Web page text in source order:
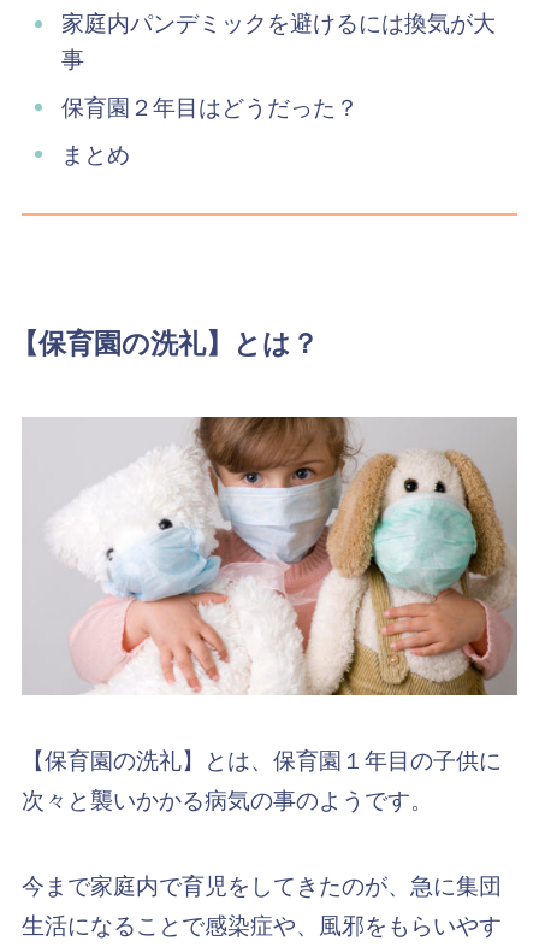
家庭内パンデミックを避けるには換気が大
事
保育園２年目はどうだった？
まとめ
【保育園の洗礼】とは？
【保育園の洗礼】とは、保育園１年目の子供に
次々と襲いかかる病気の事のようです。
今まで家庭内で育児をしてきたのが、急に集団
生活になることで感染症や、風邪をもらいやす